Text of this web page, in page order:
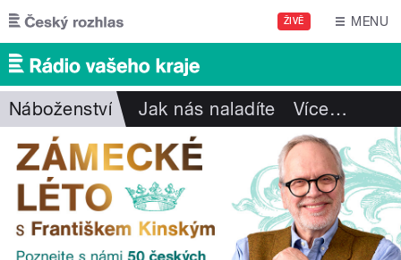
Přejít k hlavnímu obsahu
ŽIVĚ MENU
Náboženství Jak nás naladíte Více…